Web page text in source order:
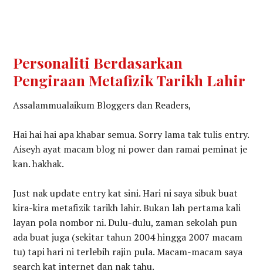
Personaliti Berdasarkan
Pengiraan Metafizik Tarikh Lahir
Assalammualaikum Bloggers dan Readers,
Hai hai hai apa khabar semua. Sorry lama tak tulis entry.
Aiseyh ayat macam blog ni power dan ramai peminat je
kan. hakhak.
Just nak update entry kat sini. Hari ni saya sibuk buat
kira-kira metafizik tarikh lahir. Bukan lah pertama kali
layan pola nombor ni. Dulu-dulu, zaman sekolah pun
ada buat juga (sekitar tahun 2004 hingga 2007 macam
tu) tapi hari ni terlebih rajin pula. Macam-macam saya
search kat internet dan nak tahu.